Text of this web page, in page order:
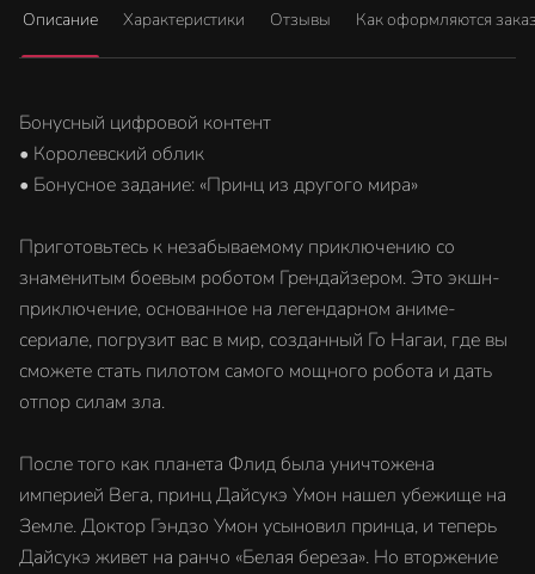
Описание Характеристики Отзывы Как оформляются
Бонусный цифровой контент
• Королевский облик
• Бонусное задание: «Принц из другого мира»
Приготовьтесь к незабываемому приключению со
знаменитым боевым роботом Грендайзером. Это экшн-
приключение, основанное на легендарном аниме-
сериале, погрузит вас в мир, созданный Го Нагаи, где вы
сможете стать пилотом самого мощного робота и дать
отпор силам зла.
После того как планета Флид была уничтожена
империей Вега, принц Дайсукэ Умон нашел убежище на
Земле. Доктор Гэндзо Умон усыновил принца, и теперь
Дайсукэ живет на ранчо «Белая береза». Но вторжение